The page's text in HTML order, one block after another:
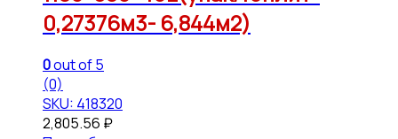
0,27376м3- 6,844м2)
0out of 5
(0)
SKU: 418320
2,805.56 ₽